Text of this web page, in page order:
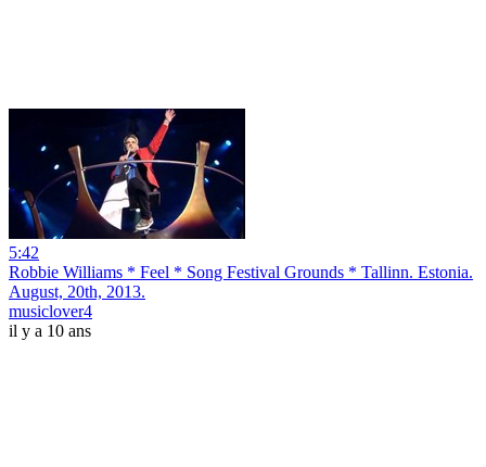
5:42
Robbie Williams * Feel * Song Festival Grounds * Tallinn. Estonia.
August, 20th, 2013.
musiclover4
il y a 10 ans